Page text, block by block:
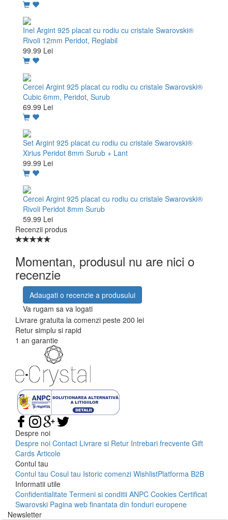
Inel Argint 925 placat cu rodiu cu cristale Swarovski®
Rivoli 12mm Peridot, Reglabil
99.99 Lei
Cercei Argint 925 placat cu rodiu cu cristale Swarovski®
Cubic 6mm, Peridot, Surub
69.99 Lei
Set Argint 925 placat cu rodiu cu cristale Swarovski®
Xirius Peridot 8mm Surub + Lant
99.99 Lei
Cercei Argint 925 placat cu rodiu cu cristale Swarovski®
Rivoli Peridot 8mm Surub
59.99 Lei
Recenzii produs
Momentan, produsul nu are nici o
recenzie
Adaugati o recenzie a produsului
Va rugam sa va logati
Livrare gratuita la comenzi peste 200 lei
Retur simplu si rapid
1 an garantie
Despre noi
Despre noi Contact Livrare si Retur Intrebari frecvente Gift
Cards Articole
Contul tau
Contul tau Cosul tau Istoric comenzi WishlistPlatforma B2B
Informatii utile
Confidentialitate Termeni si conditii ANPC Cookies Certificat
Swarovski Pagina web finantata din fonduri europene
Newsletter